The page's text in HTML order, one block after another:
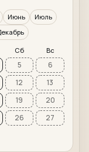
Июнь
Июль
Сб Вс
5
6
12
13
19
20
26
27